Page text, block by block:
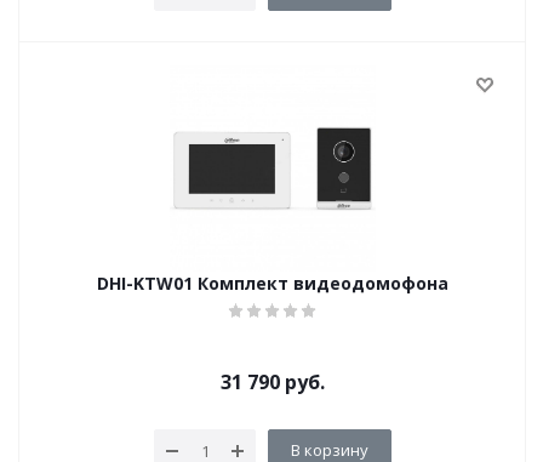
DHI-KTW01 Комплект видеодомофона
31 790 руб.
В корзину